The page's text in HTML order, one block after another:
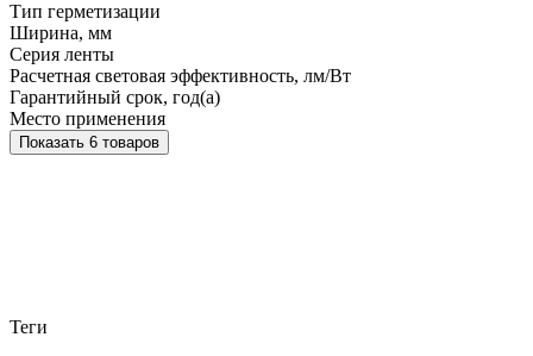
Тип герметизации
Ширина, мм
Серия ленты
Расчетная световая эффективность, лм/Вт
Гарантийный срок, год(а)
Место применения
Показать 6 товаров
Теги